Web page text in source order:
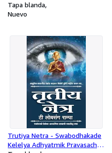
Tapa blanda
Nuevo
Trutiya Netra - Swabodhakade
Kelelya Adhyatmik Pravasachi